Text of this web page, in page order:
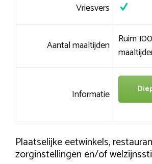
Vriesvers
Aantal maaltijden Ruim
Informatie
Plaatselijke eetwinkels,
zorginstellingen en/of